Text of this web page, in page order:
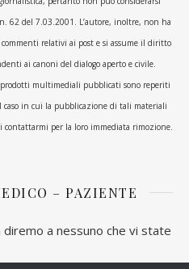
62 del 7.03.2001. L’autore, inoltre, non ha
relativi ai post e si assume il diritto
ai canoni del dialogo aperto e civile.
multimediali pubblicati sono reperiti
caso in cui la pubblicazione di tali materiali
contattarmi per la loro immediata rimozione.
– PAZIENTE
diremo a nessuno che vi state